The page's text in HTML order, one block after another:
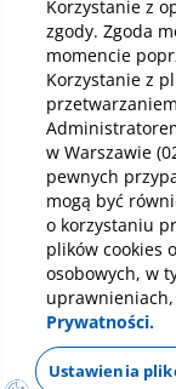
Poniedziałek -
Polityka prywatności
Mapa strony
Korzystanie z
zgody. Zgoda
momencie
Korzystanie z
w Warszawie
pewnych
mogą być
o korzystaniu
plików cookies
osobowych, w
Prywatności.
Ustawienia